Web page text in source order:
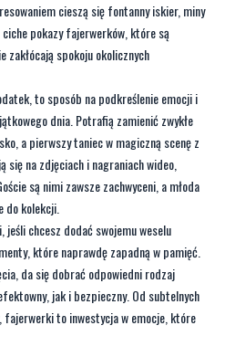
cieszą się fontanny iskier, miny
pokazy fajerwerków, które są
spokoju okolicznych
to sposób na podkreślenie emocji i
dnia. Potrafią zamienić zwykłe
a pierwszy taniec w magiczną scenę z
na zdjęciach i nagraniach wideo,
są nimi zawsze zachwyceni, a młoda
do kolekcji.
chcesz dodać swojemu weselu
które naprawdę zapadną w pamięć.
da się dobrać odpowiedni rodzaj
jak i bezpieczny. Od subtelnych
fajerwerki to inwestycja w emocje, które